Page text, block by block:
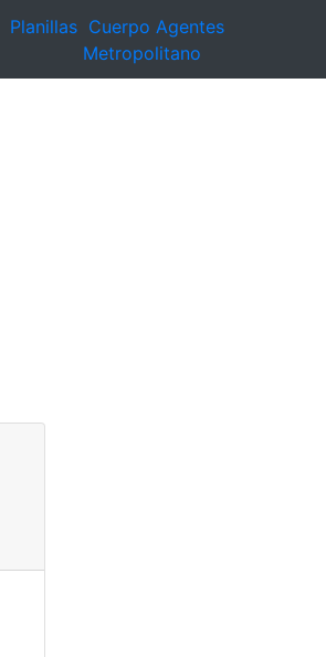
Planillas Cuerpo Agentes
Metropolitano